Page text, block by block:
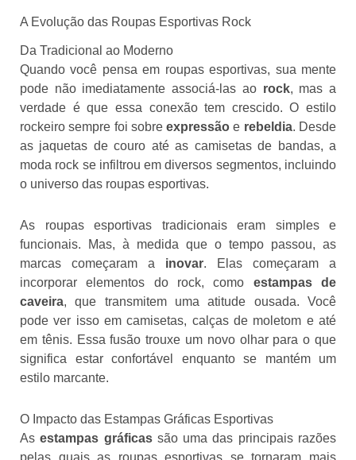
A Evolução das Roupas Esportivas Rock
Da Tradicional ao Moderno
Quando você pensa em roupas esportivas, sua mente
pode não imediatamente associá-las ao rock, mas a
verdade é que essa conexão tem crescido. O estilo
rockeiro sempre foi sobreexpressão e rebeldia. Desde
as jaquetas de couro até as camisetas de bandas, a
moda rock se infiltrou em diversos segmentos, incluindo
o universo das roupas esportivas.
As roupas esportivas tradicionais eram simples e
funcionais. Mas, à medida que o tempo passou, as
marcas começaram a inovar. Elas começaram a
incorporar elementos do rock, como estampas de
caveira, que transmitem uma atitude ousada. Você
pode ver isso em camisetas, calças de moletom e até
em tênis. Essa fusão trouxe um novo olhar para o que
significa estar confortável enquanto se mantém um
estilo marcante.
O Impacto das Estampas Gráficas Esportivas
Asestampas gráficassão uma das principais razões
pelas quais as roupas esportivas se tornaram mais